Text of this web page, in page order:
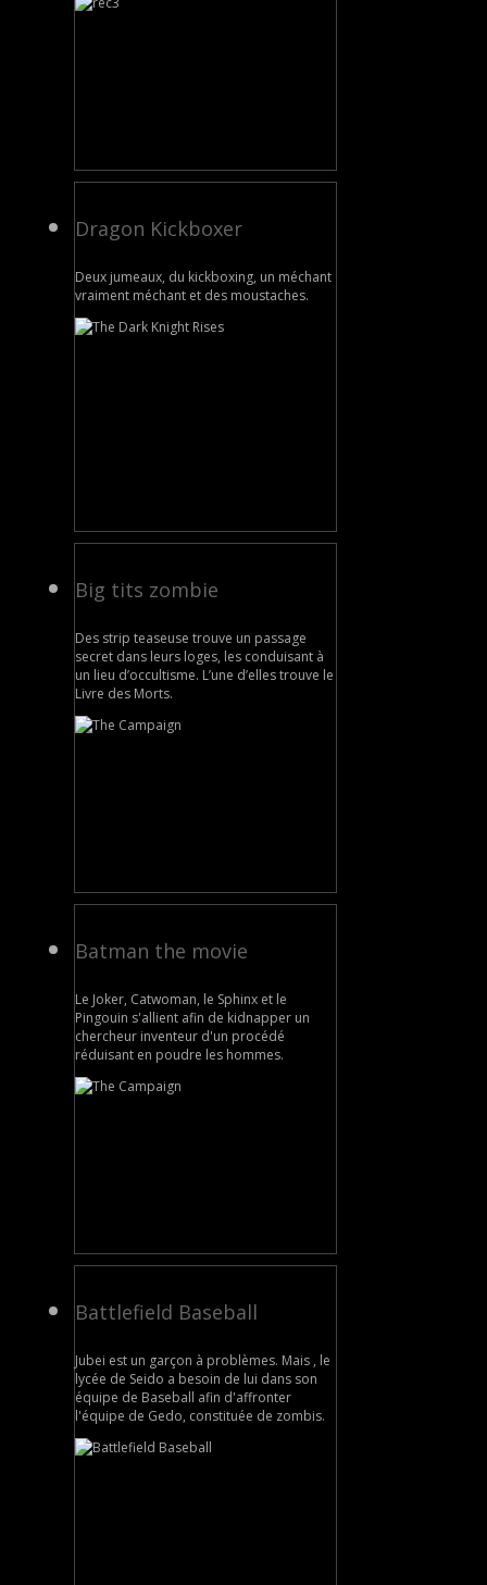
Dragon Kickboxer
Deux jumeaux, du kickboxing, un méchant
vraiment méchant et des moustaches.
Big tits zombie
Des strip teaseuse trouve un passage
secret dans leurs loges, les conduisant à
un lieu d’occultisme. L’une d’elles trouve le
Livre des Morts.
Batman the movie
Le Joker, Catwoman, le Sphinx et le
Pingouin s'allient afin de kidnapper un
chercheur inventeur d'un procédé
réduisant en poudre les hommes.
Battlefield Baseball
Jubei est un garçon à problèmes. Mais , le
lycée de Seido a besoin de lui dans son
équipe de Baseball afin d'affronter
l'équipe de Gedo, constituée de zombis.